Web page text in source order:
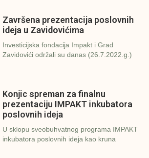
Završena prezentacija poslovnih
ideja u Zavidovićima
Investicijska fondacija Impakt i Grad
Zavidovići održali su danas (26.7.2022.g.)
Konjic spreman za finalnu
prezentaciju IMPAKT inkubatora
poslovnih ideja
U sklopu sveobuhvatnog programa IMPAKT
inkubatora poslovnih ideja kao kruna